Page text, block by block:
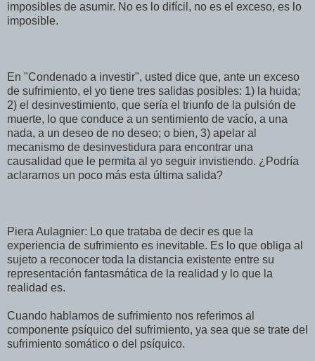
imposibles de asumir. No es lo difícil, no es el exceso, es lo
imposible.
En "Condenado a investir", usted dice que, ante un exceso
de sufrimiento, el yo tiene tres salidas posibles: 1) la huida;
2) el desinvestimiento, que sería el triunfo de la pulsión de
muerte, lo que conduce a un sentimiento de vacío, a una
nada, a un deseo de no deseo; o bien, 3) apelar al
mecanismo de desinvestidura para encontrar una
causalidad que le permita al yo seguir invistiendo. ¿Podría
aclararnos un poco más esta última salida?
Piera Aulagnier: Lo que trataba de decir es que la
experiencia de sufrimiento es inevitable. Es lo que obliga al
sujeto a reconocer toda la distancia existente entre su
representación fantasmática de la realidad y lo que la
realidad es.
Cuando hablamos de sufrimiento nos referimos al
componente psíquico del sufrimiento, ya sea que se trate del
sufrimiento somático o del psíquico.